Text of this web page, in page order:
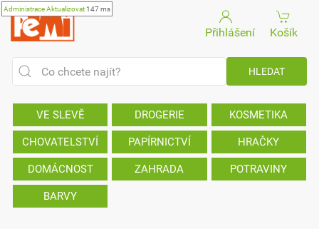
AdministraceAktualizovat147 ms
Přihlášení Košík
VE SLEVĚ DROGERIE KOSMETIKA
CHOVATELSTVÍ PAPÍRNICTVÍ HRAČKY
DOMÁCNOST ZAHRADA POTRAVINY
BARVY